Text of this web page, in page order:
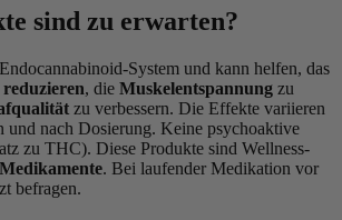
sind zu erwarten?
System und kann helfen, das
reduzieren, die Muskelentspannung zu
zu verbessern. Die Effekte variieren
und nach Dosierung. Keine psychoaktive
zu THC). Diese Produkte sind Wellness-
. Bei laufender Medikation vor
befragen.